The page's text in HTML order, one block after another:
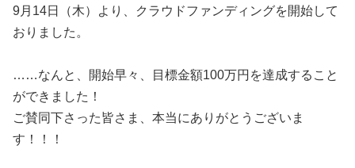
9月14日（木）より、クラウドファンディングを開始して
おりました。
……なんと、開始早々、目標金額100万円を達成すること
ができました！
ご賛同下さった皆さま、本当にありがとうございま
す！！！